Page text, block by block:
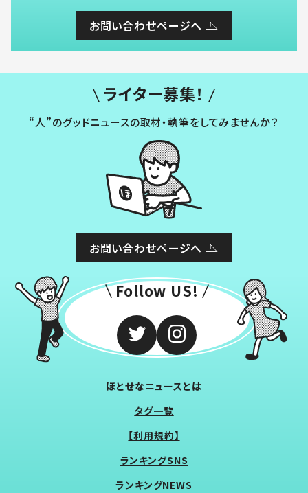
お問い合わせページへ
ライター募集！
“人”のグッドニュースの取材・執筆をしてみませんか？
お問い合わせページへ
Follow US!
ほとせなニュースとは
タグ一覧
【利用規約】
ランキングSNS
ランキングNEWS